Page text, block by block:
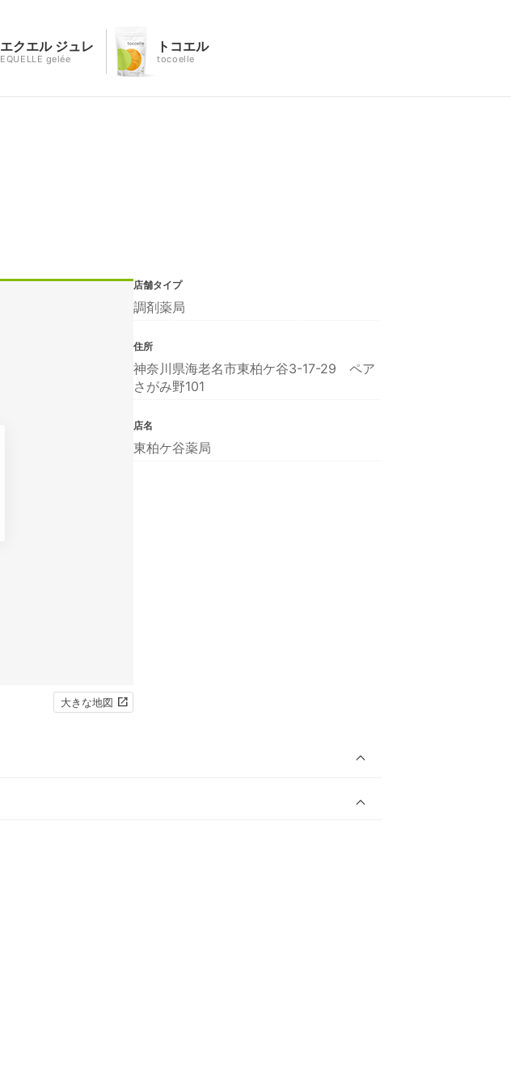
エクエル ジュレ
EQUELLE gelée
トコエル
tocoelle
大きな地図
店舗タイプ
調剤薬局
住所
神奈川県海老名市東柏ケ谷3-17-29 ペア
さがみ野101
店名
東柏ケ谷薬局